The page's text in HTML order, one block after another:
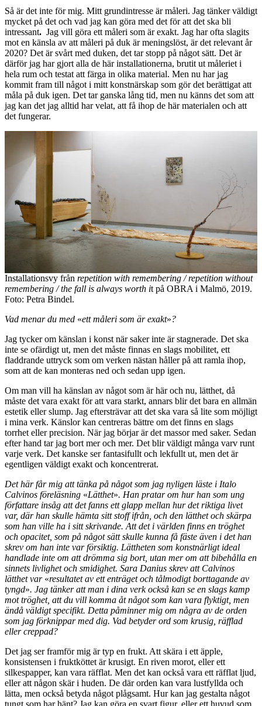
Så är det inte för mig. Mitt grundintresse är måleri. Jag tänker väldigt
mycket på det och vad jag kan göra med det för att det ska bli
intressant. Jag vill göra ett måleri som är exakt. Jag har ofta slagits
mot en känsla av att måleri på duk är meningslöst, är det relevant år
2020? Det är svårt med duken, det tar stopp på något sätt. Det är
därför jag har gjort alla de här installationerna, brutit ut måleriet i
hela rum och testat att färga in olika material. Men nu har jag
kommit fram till något i mitt konstnärskap som gör det berättigat att
måla på duk igen. Det tar ganska lång tid, men nu känns det som att
jag kan det jag alltid har velat, att få ihop de här materialen och att
det fungerar.
Installationsvy från repetition with remembering / repetition without
remembering / the fall is always worth it på OBRA i Malmö, 2019.
Foto: Petra Bindel.
Vad menar du med «ett måleri som är exakt»?
Jag tycker om känslan i konst när saker inte är stagnerade. Det ska
inte se ofärdigt ut, men det måste finnas en slags mobilitet, ett
fladdrande uttryck som om verken nästan håller på att ramla ihop,
som att de kan monteras ned och sedan upp igen.
Om man vill ha känslan av något som är här och nu, lätthet, då
måste det vara exakt för att vara starkt, annars blir det bara en allmän
estetik eller slump. Jag eftersträvar att det ska vara så lite som möjligt
i mina verk. Känslor kan centreras bättre om det finns en slags
torrhet eller precision. När jag börjar är det massor med saker. Sedan
efter hand tar jag bort mer och mer. Det blir väldigt många varv runt
varje verk. Det kanske ser fantasifullt och lekfullt ut, men det är
egentligen väldigt exakt och koncentrerat.
Det här får mig att tänka på något som jag nyligen läste i Italo
Calvinos föreläsning «Lätthet». Han pratar om hur han som ung
författare insåg att det fanns ett glapp mellan hur det riktiga livet
var, där han skulle hämta sitt stoff ifrån, och den lätthet och skärpa
som han ville ha i sitt skrivande. Att det i världen finns en tröghet
och opacitet, som på något sätt skulle kunna få fäste även i det han
skrev om han inte var försiktig. Lättheten som konstnärligt ideal
handlade inte om att drömma sig bort, utan mer om att bibehålla en
sinnets livlighet och smidighet. Sara Danius skrev att Calvinos
lätthet var «resultatet av ett enträget och tålmodigt borttagande av
tyngd». Jag tänker att man i dina verk också kan se en slags kamp
mot tröghet, att du vill komma åt något som kan vara flyktigt, men
ändå väldigt specifikt. Detta påminner mig om några av de orden
som jag förknippar med dig. Vad betyder ord som krusig, räfflad
eller creppad?
Det jag ser framför mig är typ en frukt. Att skära i ett äpple,
konsistensen i fruktköttet är krusigt. En riven morot, eller ett
silkespapper, kan vara räfflat. Men det kan också vara ett räfflat ljud,
eller att någon skär i huden. De där orden kan vara lustfyllda och
lätta, men också betyda något plågsamt. Hur kan jag gestalta något